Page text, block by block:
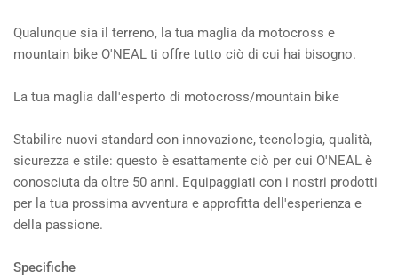
Qualunque sia il terreno, la tua maglia da motocross e
mountain bike O'NEAL ti offre tutto ciò di cui hai bisogno.
La tua maglia dall'esperto di motocross/mountain bike
Stabilire nuovi standard con innovazione, tecnologia, qualità,
sicurezza e stile: questo è esattamente ciò per cui O'NEAL è
conosciuta da oltre 50 anni. Equipaggiati con i nostri prodotti
per la tua prossima avventura e approfitta dell'esperienza e
della passione.
Specifiche